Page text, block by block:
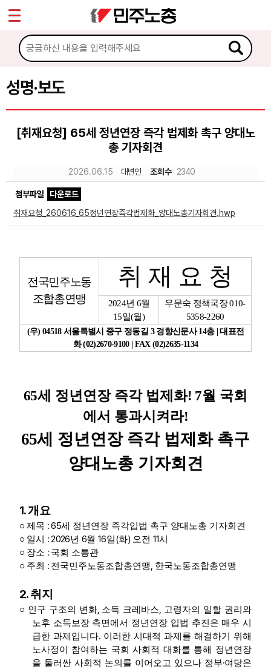
성명·보도
[취재요청] 65세 정년연장 즉각 법제화 촉구 양대노
총 기자회견
2026.06.15 대변인 조회수 2340
첨부파일
다운로드
취재요청_260616_65정년연장즉각법제화_양대노총기자회견.hwp
전국민주노동
조합총연맹
취 재 요 청
2024년 6월
15일(월)
우문숙 정책국장010-
5358-2260
(우) 04518서울특별시 중구 정동길 3 경향신문사14층 |대표전
화(02)2670-9100 | FAX (02)2635-1134
65세 정년연장 즉각 법제화! 7월 국회
에서 통과시켜라!
65세 정년연장 즉각 법제화 촉구
양대노총 기자회견
1.개요
○ 제목 : 65세 정년연장 즉각입법 촉구 양대노총 기자회견
○ 일시 : 2026년 6월16일(화) 오전 11시
○ 장소 : 국회 소통관
○ 주최 : 전국민주노동조합총연맹, 한국노동조합총연맹
2.취지
○ 인구 구조의 변화, 소득 크레바스, 고령자의 일할 권리와
노후 소득보장 측면에서 정년연장 입법 추진은 매우 시
급한 과제입니다. 이러한 시대적 과제를 해결하기 위해
노사정이 참여하는 국회 사회적 대화를 통해 정년연장
을 둘러싼 사회적 논의를 이어오고 있으나 정부·여당은
마이페이지
소개
소식
공지사항
성명·보도
노동상담
자료
Sketchbook5, 스케치북5
Sketchbook5, 스케치북5